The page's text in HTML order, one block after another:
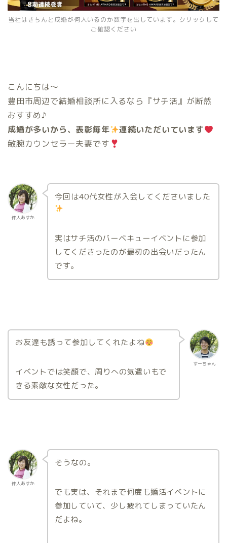
当社はきちんと成婚が何人いるのか数字を出しています。クリックして
ご確認ください
こんにちは〜
豊田市周辺で結婚相談所に入るなら『サチ活』が断然
おすすめ♪
成婚が多いから、表彰毎年
連続いただいています
敏腕カウンセラー夫妻です
仲人あすか
今回は40代女性が入会してくださいました
実はサチ活のバーベキューイベントに参加
してくださったのが最初の出会いだったん
です。
すーちゃん
お友達も誘って参加してくれたよね
イベントでは笑顔で、周りへの気遣いもで
きる素敵な女性だった。
仲人あすか
そうなの。
でも実は、それまで何度も婚活イベントに
参加していて、少し疲れてしまっていたん
だよね。